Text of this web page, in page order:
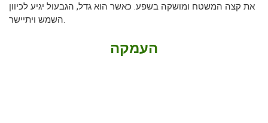
את קצה המשטח ומושקה בשפע. כאשר הוא גדל, הגבעול יגיע לכיוון
השמש ויתיישר.
העמקה